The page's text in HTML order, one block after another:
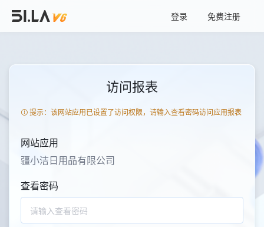
登录 免费注册
访问报表
提示：该网站应用已设置了访问权限，请输入查看密码访问应用报表
网站应用
疆小洁日用品有限公司
查看密码